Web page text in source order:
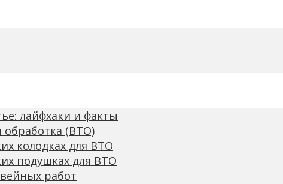
лайфхаки и факты
обработка (ВТО)
колодках для ВТО
подушках для ВТО
работ